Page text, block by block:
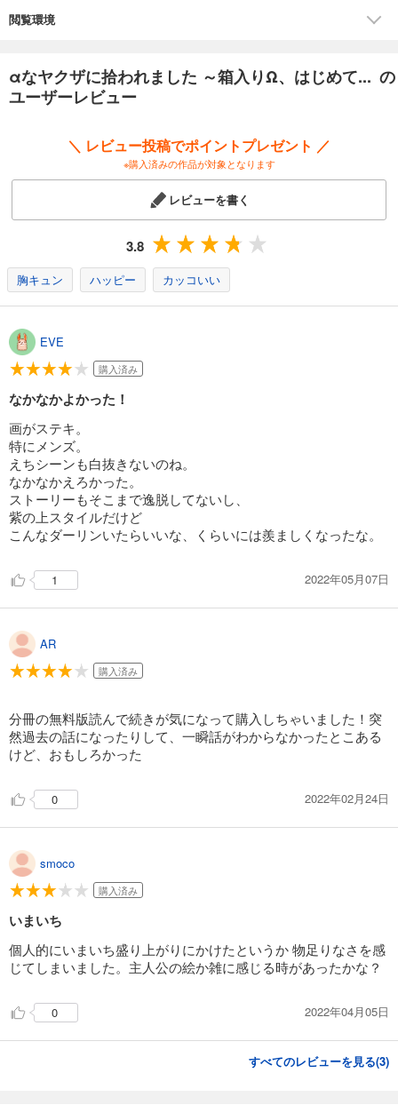
閲覧環境
αなヤクザに拾われました ～箱入りΩ、はじめて... の
ユーザーレビュー
＼ レビュー投稿でポイントプレゼント ／
※購入済みの作品が対象となります
レビューを書く
3.8
胸キュン ハッピー カッコいい
EVE
購入済み
なかなかよかった！
画がステキ。
特にメンズ。
えちシーンも白抜きないのね。
なかなかえろかった。
ストーリーもそこまで逸脱してないし、
紫の上スタイルだけど
こんなダーリンいたらいいな、くらいには羨ましくなったな。
1 2022年05月07日
AR
購入済み
分冊の無料版読んで続きが気になって購入しちゃいました！突
然過去の話になったりして、一瞬話がわからなかったとこある
けど、おもしろかった
0 2022年02月24日
smoco
購入済み
いまいち
個人的にいまいち盛り上がりにかけたというか 物足りなさを感
じてしまいました。主人公の絵か雑に感じる時があったかな？
0 2022年04月05日
すべてのレビューを見る(3)